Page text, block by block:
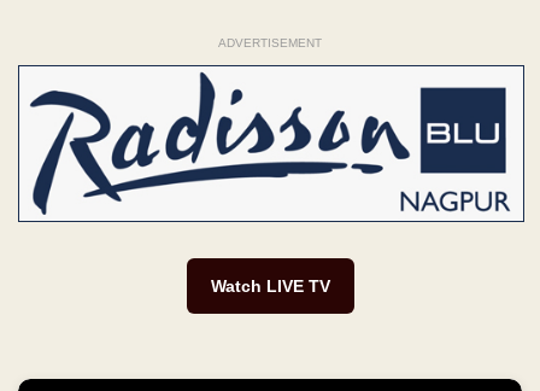
ADVERTISEMENT
Watch LIVE TV